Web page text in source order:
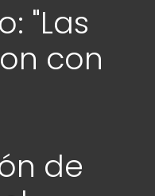
"Las
con
de